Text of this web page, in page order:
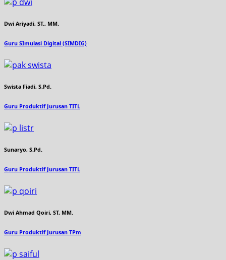
Dwi Ariyadi, ST., MM.
Guru SImulasi Digital (SIMDIG)
Swista Fiadi, S.Pd.
Guru Produktif Jurusan TITL
Sunaryo, S.Pd.
Guru Produktif Jurusan TITL
Dwi Ahmad Qoiri, ST, MM.
Guru Produktif Jurusan TPm